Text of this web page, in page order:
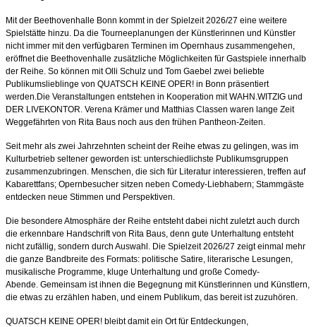
Mit der Beethovenhalle Bonn kommt in der Spielzeit 2026/27 eine weitere
Spielstätte hinzu. Da die Tourneeplanungen der Künstlerinnen und Künstler
nicht immer mit den verfügbaren Terminen im Opernhaus zusammengehen,
eröffnet die Beethovenhalle zusätzliche Möglichkeiten für Gastspiele innerhalb
der Reihe. So können mit Olli Schulz und Tom Gaebel zwei beliebte
Publikumslieblinge von QUATSCH KEINE OPER! in Bonn präsentiert
werden.Die Veranstaltungen entstehen in Kooperation mit WAHN.WITZIG und
DER LIVEKONTOR. Verena Krämer und Matthias Classen waren lange Zeit
Weggefährten von Rita Baus noch aus den frühen Pantheon-Zeiten.
Seit mehr als zwei Jahrzehnten scheint der Reihe etwas zu gelingen, was im
Kulturbetrieb seltener geworden ist: unterschiedlichste Publikumsgruppen
zusammenzubringen. Menschen, die sich für Literatur interessieren, treffen auf
Kabarettfans; Opernbesucher sitzen neben Comedy-Liebhabern; Stammgäste
entdecken neue Stimmen und Perspektiven.
Die besondere Atmosphäre der Reihe entsteht dabei nicht zuletzt auch durch
die erkennbare Handschrift von Rita Baus, denn gute Unterhaltung entsteht
nicht zufällig, sondern durch Auswahl. Die Spielzeit 2026/27 zeigt einmal mehr
die ganze Bandbreite des Formats: politische Satire, literarische Lesungen,
musikalische Programme, kluge Unterhaltung und große Comedy-
Abende. Gemeinsam ist ihnen die Begegnung mit Künstlerinnen und Künstlern,
die etwas zu erzählen haben, und einem Publikum, das bereit ist zuzuhören.
QUATSCH KEINE OPER! bleibt damit ein Ort für Entdeckungen,